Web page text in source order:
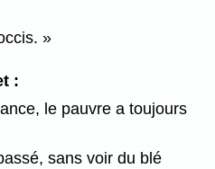
:
le pauvre a toujours
sans voir du blé